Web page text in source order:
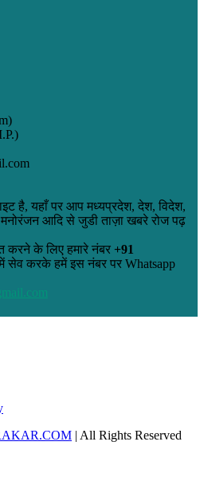
है, यहाँ पर आप मध्यप्रदेश, देश, विदेश,
आदि से जुडी ताज़ा खबरे रोज पढ़
करने के लिए हमारे नंबर +91
सेव करके हमें इस नंबर पर Whatsapp
| All Rights Reserved